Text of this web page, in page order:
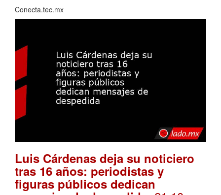
Conecta.tec.mx
Luis Cárdenas deja su noticiero
tras 16 años: periodistas y
figuras públicos dedican